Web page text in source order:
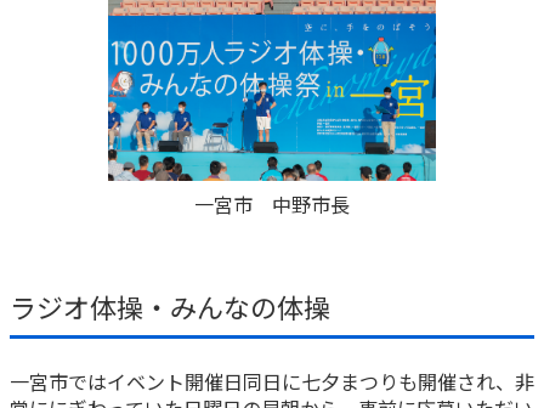
一宮市 中野市長
ラジオ体操・みんなの体操
一宮市ではイベント開催日同日に七夕まつりも開催され、非